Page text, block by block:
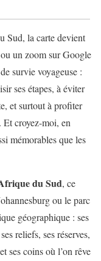
Sud, la carte devient
un zoom sur Google
survie voyageuse :
ses étapes, à éviter
et surtout à profiter
Et croyez-moi, en
mémorables que les
du Sud, ce
ou le parc
géographique : ses
reliefs, ses réserves,
ses coins où l’on rêve